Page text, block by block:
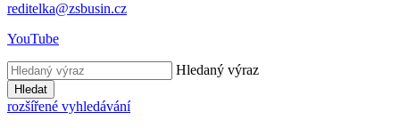
reditelka@zsbusin.cz
YouTube
Hledaný výraz
Hledat
rozšířené vyhledávání